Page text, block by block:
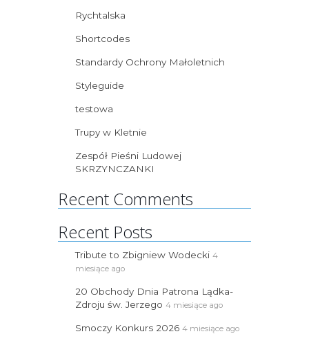
Rychtalska
Shortcodes
Standardy Ochrony Małoletnich
Styleguide
testowa
Trupy w Kletnie
Zespół Pieśni Ludowej
SKRZYNCZANKI
Recent Comments
Recent Posts
Tribute to Zbigniew Wodecki 4
miesiące ago
20 Obchody Dnia Patrona Lądka-
Zdroju św. Jerzego 4 miesiące ago
Smoczy Konkurs 2026 4 miesiące ago